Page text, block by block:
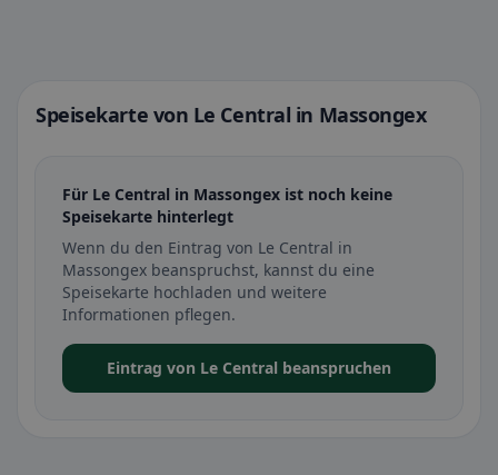
Speisekarte von Le Central in Massongex
Für Le Central in Massongex ist noch keine
Speisekarte hinterlegt
Wenn du den Eintrag von Le Central in
Massongex beanspruchst, kannst du eine
Speisekarte hochladen und weitere
Informationen pflegen.
Eintrag von Le Central beanspruchen